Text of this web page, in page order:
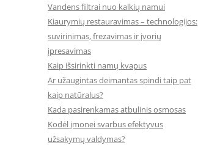
Vandens filtrai nuo kalkių namui
Kiaurymių restauravimas – technologijos:
suvirinimas, frezavimas ir įvorių
įpresavimas
Kaip išsirinkti namų kvapus
Ar užaugintas deimantas spindi taip pat
kaip natūralus?
Kada pasirenkamas atbulinis osmosas
Kodėl įmonei svarbus efektyvus
užsakymų valdymas?